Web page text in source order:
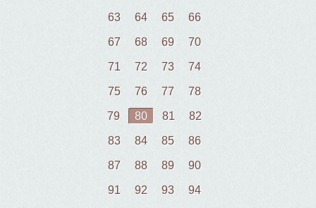
63 64 65 66
67 68 69 70
71 72 73 74
75 76 77 78
79 80 81 82
83 84 85 86
87 88 89 90
91 92 93 94